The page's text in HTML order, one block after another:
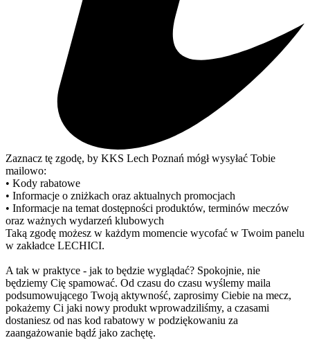
Zaznacz tę zgodę, by KKS Lech Poznań mógł wysyłać Tobie
mailowo:
• Kody rabatowe
• Informacje o zniżkach oraz aktualnych promocjach
• Informacje na temat dostępności produktów, terminów meczów
oraz ważnych wydarzeń klubowych
Taką zgodę możesz w każdym momencie wycofać w Twoim panelu
w zakładce LECHICI.
A tak w praktyce - jak to będzie wyglądać? Spokojnie, nie
będziemy Cię spamować. Od czasu do czasu wyślemy maila
podsumowującego Twoją aktywność, zaprosimy Ciebie na mecz,
pokażemy Ci jaki nowy produkt wprowadziliśmy, a czasami
dostaniesz od nas kod rabatowy w podziękowaniu za
zaangażowanie bądź jako zachętę.